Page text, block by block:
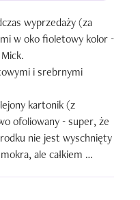
wyprzedaży (za
mi w oko fioletowy kolor -
i srebrnymi
kartonik (z
ofoliowany - super, że
nie jest wyschnięty
ale całkiem